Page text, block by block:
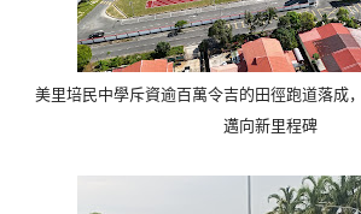
美里培民中學斥資逾百萬令吉的田徑跑道落成，
邁向新里程碑